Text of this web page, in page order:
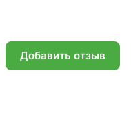
Добавить отзыв